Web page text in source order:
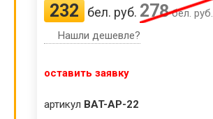
232 бел. руб. 278бел. руб.
Нашли дешевле?
оставить заявку
артикул BAT-AP-22